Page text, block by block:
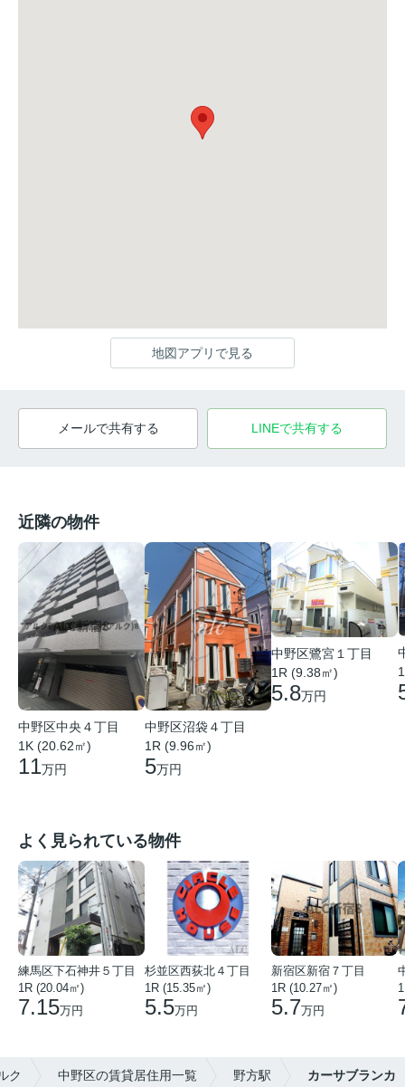
地図アプリで見る
メールで共有する LINEで共有する
近隣の物件
中野区中央４丁目
1K (20.62㎡)
11万円
中野区沼袋４丁目
1R (9.96㎡)
5万円
中野区鷺宮１丁目
1R (9.38㎡)
5.8万円
よく見られている物件
練馬区下石神井５丁目
1R (20.04㎡)
7.15万円
杉並区西荻北４丁目
1R (15.35㎡)
5.5万円
新宿区新宿７丁目
1R (10.27㎡)
5.7万円
ク 中野区の賃貸居住用一覧 野方駅 カーサブランカ